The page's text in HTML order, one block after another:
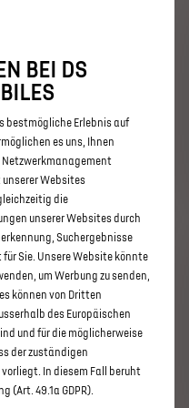
sind, sind der
nach dem
WLTP-
CO2-Emissionswerte
Optionen und
sich
Informationen.
dem neuen WLTP-
N°8
BEI DS
bestmögliche Erlebnis auf
es uns, Ihnen
Websites
die
unserer Websites durch
Suchergebnisse
Sie. Unsere Website könnte
um Werbung zu senden,
können von Dritten
des Europäischen
und für die möglicherweise
der zuständigen
In diesem Fall beruht
(Art. 49.1a GDPR).